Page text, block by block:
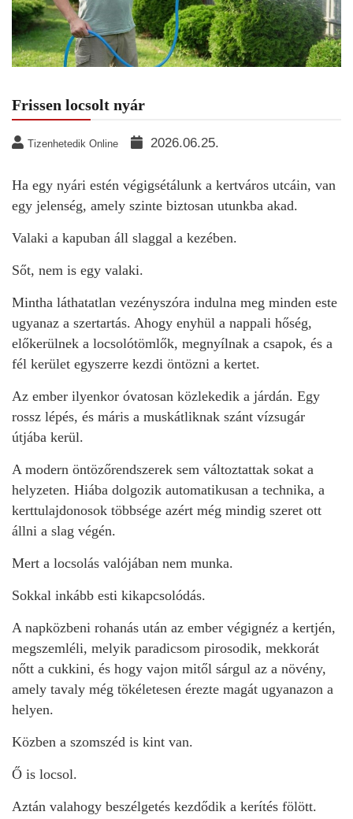
Frissen locsolt nyár
Tizenhetedik Online 2026.06.25.
Ha egy nyári estén végigsétálunk a kertváros utcáin, van
egy jelenség, amely szinte biztosan utunkba akad.
Valaki a kapuban áll slaggal a kezében.
Sőt, nem is egy valaki.
Mintha láthatatlan vezényszóra indulna meg minden este
ugyanaz a szertartás. Ahogy enyhül a nappali hőség,
előkerülnek a locsolótömlők, megnyílnak a csapok, és a
fél kerület egyszerre kezdi öntözni a kertet.
Az ember ilyenkor óvatosan közlekedik a járdán. Egy
rossz lépés, és máris a muskátliknak szánt vízsugár
útjába kerül.
A modern öntözőrendszerek sem változtattak sokat a
helyzeten. Hiába dolgozik automatikusan a technika, a
kerttulajdonosok többsége azért még mindig szeret ott
állni a slag végén.
Mert a locsolás valójában nem munka.
Sokkal inkább esti kikapcsolódás.
A napközbeni rohanás után az ember végignéz a kertjén,
megszemléli, melyik paradicsom pirosodik, mekkorát
nőtt a cukkini, és hogy vajon mitől sárgul az a növény,
amely tavaly még tökéletesen érezte magát ugyanazon a
helyen.
Közben a szomszéd is kint van.
Ő is locsol.
Aztán valahogy beszélgetés kezdődik a kerítés fölött.